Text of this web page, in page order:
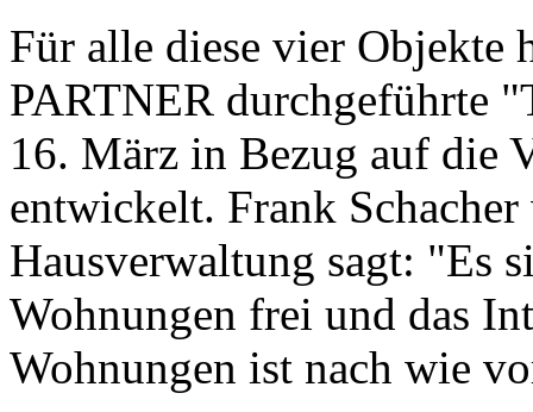
Für alle diese vier
PARTNER durchgeführte
16. März in Bezug auf die
entwickelt. Frank
Hausverwaltung sagt: "Es
Wohnungen frei und das
Wohnungen ist nach wie